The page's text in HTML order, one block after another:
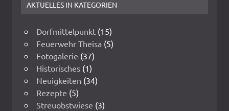
AKTUELLES IN KATEGORIEN
Dorfmittelpunkt (15)
Feuerwehr Theisa (5)
Fotogalerie (37)
Historisches (1)
Neuigkeiten (34)
Rezepte (5)
Streuobstwiese (3)